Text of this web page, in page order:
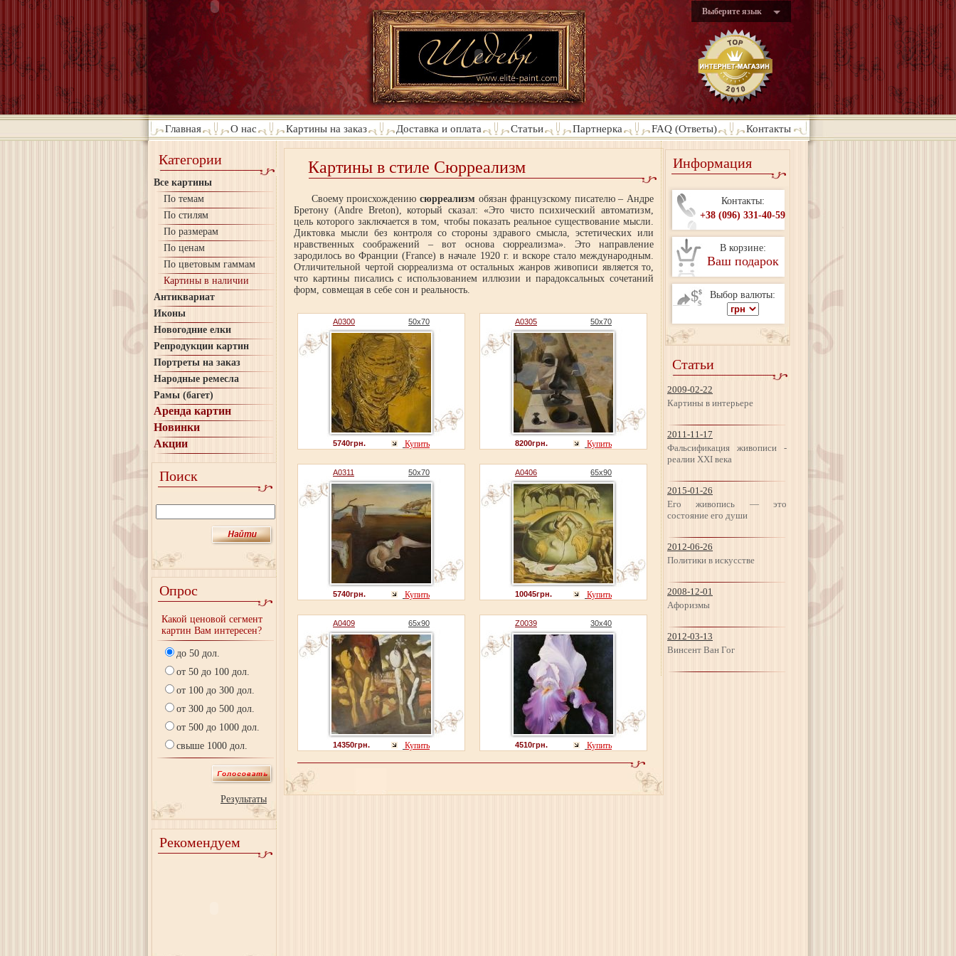
Выберите язык
Главная О нас Картины на заказ Доставка и оплата Статьи Партнерка FAQ (Ответы) Контакты
Категории
Все картины
По темам
По стилям
По размерам
По ценам
По цветовым гаммам
Картины в наличии
Антиквариат
Иконы
Новогодние елки
Репродукции картин
Портреты на заказ
Народные ремесла
Рамы (багет)
Аренда картин
Новинки
Акции
Поиск
Опрос
Какой ценовой сегмент
картин Вам интересен?
до 50 дол.
от 50 до 100 дол.
от 100 до 300 дол.
от 300 до 500 дол.
от 500 до 1000 дол.
свыше 1000 дол.
Результаты
Рекомендуем
Картины в стиле Сюрреализм
Своему происхождению сюрреализм обязан французскому писателю – Андре
Бретону (Andre Breton), который сказал: «Это чисто психический автоматизм,
цель которого заключается в том, чтобы показать реальное существование мысли.
Диктовка мысли без контроля со стороны здравого смысла, эстетических или
нравственных соображений – вот основа сюрреализма». Это направление
зародилось во Франции (France) в начале 1920 г. и вскоре стало международным.
Отличительной чертой сюрреализма от остальных жанров живописи является то,
что картины писались с использованием иллюзии и парадоксальных сочетаний
форм, совмещая в себе сон и реальность.
A0300 50x70
5740грн. Купить
A0305 50x70
8200грн. Купить
A0311 50x70
5740грн. Купить
A0406 65x90
10045грн. Купить
A0409 65x90
14350грн. Купить
Z0039 30x40
4510грн. Купить
Информация
Контакты:
+38 (096) 331-40-59
В корзине:
Ваш подарок
Выбор валюты:
Статьи
2009-02-22
Картины в интерьере
2011-11-17
Фальсификация живописи -
реалии ХХI века
2015-01-26
Его живопись — это
состояние его души
2012-06-26
Политики в искусстве
2008-12-01
Афоризмы
2012-03-13
Винсент Ван Гог